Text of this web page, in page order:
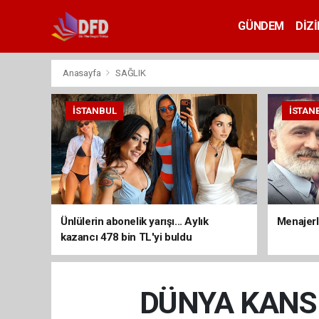
GÜNDEM
Anasayfa SAĞLIK
İSTANBUL
Ünlülerin abonelik yarışı... Aylık
kazancı 478 bin TL'yi buldu
DÜNYA